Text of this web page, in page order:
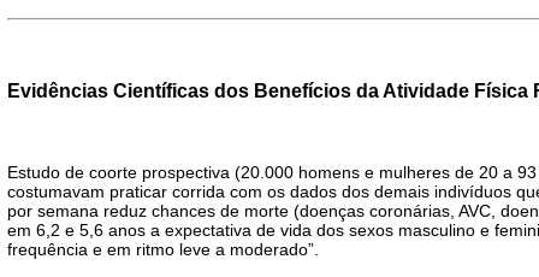
Evidências Científicas dos Benefícios da Atividade Física
Estudo de coorte prospectiva (20.000 homens e mulheres de 20 a
costumavam praticar corrida com os dados dos demais indivíduos
por semana reduz chances de morte (doenças coronárias, AVC,
em 6,2 e 5,6 anos a expectativa de vida dos sexos masculino e
frequência e em ritmo leve a moderado”.